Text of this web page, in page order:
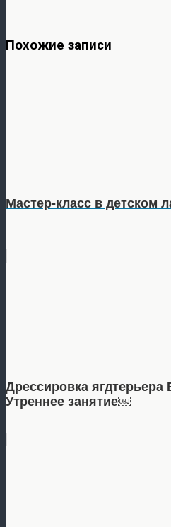
Похожие записи
Мастер-класс в детском
Дрессировка ягдтерьера
Утреннее занятие￼